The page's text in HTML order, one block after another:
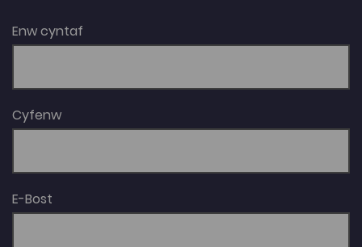
Enw cyntaf
Cyfenw
E-Bost